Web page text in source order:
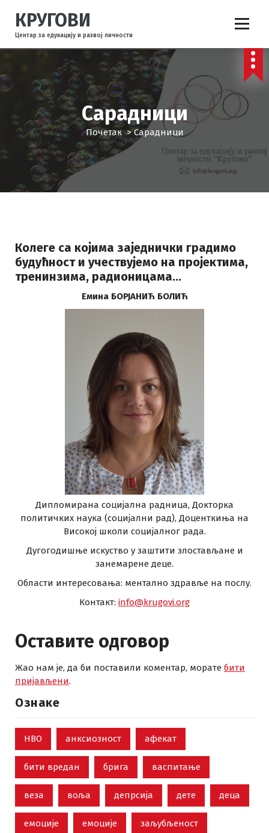
ч
н
а
ж
КРУГОВИ
Центар за едукацију и развој личности
Сарадници
Почетак>Сарадници
Колеге са којима заједнички градимо
будућност и учествујемо на пројектима,
тренинзима, радионицама…
Емина БОРЈАНИЋ БОЛИЋ
Дипломирана социјална радница, Докторка
политичких наука (социјални рад), Доценткиња на
Високој школи социјалног рада.
Дугогодишње искуство у заштити злостављане и
занемарене деце.
Области интересовања: ментално здравље на послу.
Контакт: info@krugovi.org
Оставите одговор
Жао нам је, да би поставили коментар, морате бити
пријављени.
Ознаке
НВО анксиозност афекат
бити вредан брига васпитање
веза воља депрсија дете деца
емоције емоције заљубљеност